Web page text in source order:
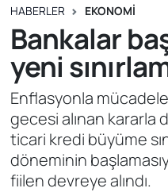
HABERLER EKONOMİ
Bankalar
yeni
Enflasyonla
gecesi alınan kararla
ticari kredi büyüme
döneminin
fiilen devreye alındı.
EĞİTİM
YAŞAM
SİYASET
ASAYİŞ
SAĞLIK
Süper Lig Puan
Tüm Manşetler
Son Dakika
Haber Arşivi